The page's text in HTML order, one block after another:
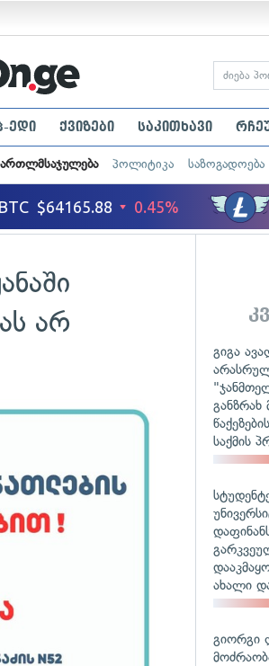
ედი ქვიზები საკითხავი
პოლიტიკა საზოგადოება
არ
გიგა
განზრახ
საქმის
ახალი
გიორგი